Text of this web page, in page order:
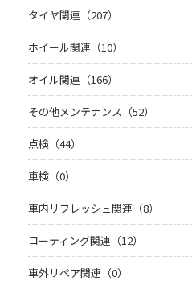
タイヤ関連（207）
ホイール関連（10）
オイル関連（166）
その他メンテナンス（52）
点検（44）
車検（0）
車内リフレッシュ関連（8）
コーティング関連（12）
車外リペア関連（0）